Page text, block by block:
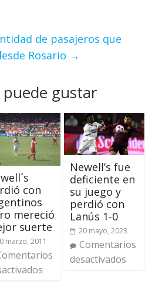
de pasajeros que
Rosario →
gustar
con
mereció
suerte
marzo, 2011
Newell’s fue
deficiente en
su juego y
perdió con
Lanús 1-0
20 mayo, 2023
Comentarios
desactivados